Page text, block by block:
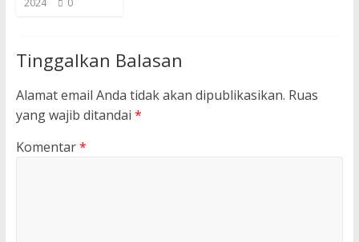
2024 0
Tinggalkan Balasan
Alamat email Anda tidak akan dipublikasikan. Ruas
yang wajib ditandai *
Komentar*